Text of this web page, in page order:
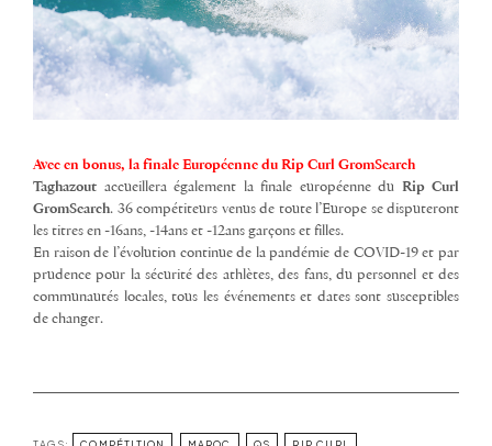
Avec en bonus, la finale Européenne du Rip Curl GromSearch
Taghazout accueillera également la finale européenne du Rip Curl
GromSearch. 36 compétiteurs venus de toute l’Europe se disputeront
les titres en -16ans, -14ans et -12ans garçons et filles.
En raison de l’évolution continue de la pandémie de COVID-19 et par
prudence pour la sécurité des athlètes, des fans, du personnel et des
communautés locales, tous les événements et dates sont susceptibles
de changer.